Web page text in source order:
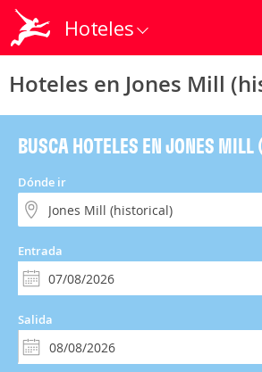
Hoteles
Hoteles en Jones Mill
BUSCA HOTELES EN JONES
Dónde ir
Entrada
Salida